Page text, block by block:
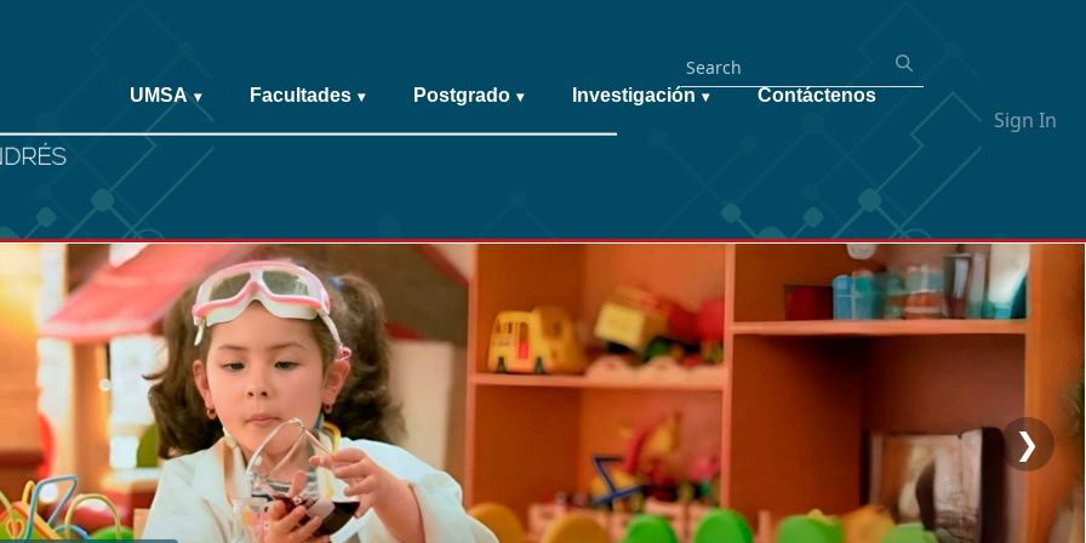
Sign In
UMSA ▾ Facultades ▾ Postgrado ▾ Investigación ▾ Contáctenos
❯